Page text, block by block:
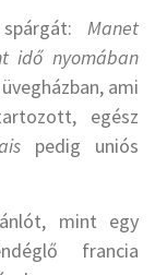
Manet
idő nyomában
ami
egész
pedig uniós
mint egy
francia